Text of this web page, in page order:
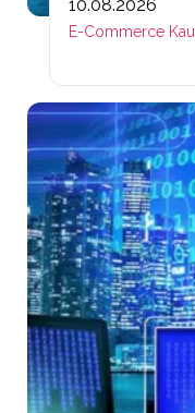
10.08.2026
E-Commerce